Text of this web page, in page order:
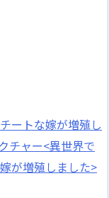
ートな嫁が増殖し
チャー<異世界で
が増殖しました>